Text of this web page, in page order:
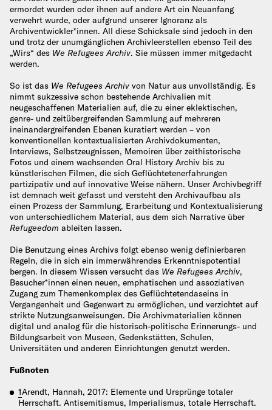
ermordet wurden oder ihnen auf andere Art ein Neuanfang
verwehrt wurde, oder aufgrund unserer Ignoranz als
Archiventwickler*innen. All diese Schicksale sind jedoch in den
und trotz der unumgänglichen Archivleerstellen ebenso Teil des
„Wirs“ des We Refugees Archiv. Sie müssen immer mitgedacht
werden.
So ist das We Refugees Archiv von Natur aus unvollständig. Es
nimmt sukzessive schon bestehende Archivalien mit
neugeschaffenen Materialien auf, die zu einer eklektischen,
genre- und zeitübergreifenden Sammlung auf mehreren
ineinandergreifenden Ebenen kuratiert werden – von
konventionellen kontextualisierten Archivdokumenten,
Interviews, Selbstzeugnissen, Memoiren über zeithistorische
Fotos und einem wachsenden Oral History Archiv bis zu
künstlerischen Filmen, die sich Geflüchtetenerfahrungen
partizipativ und auf innovative Weise nähern. Unser Archivbegriff
ist demnach weit gefasst und versteht den Archivaufbau als
einen Prozess der Sammlung, Erarbeitung und Kontextualisierung
von unterschiedlichem Material, aus dem sich Narrative über
Refugeedom ableiten lassen.
Die Benutzung eines Archivs folgt ebenso wenig definierbaren
Regeln, die in sich ein immerwährendes Erkenntnispotential
bergen. In diesem Wissen versucht das We Refugees Archiv,
Besucher*innen einen neuen, emphatischen und assoziativen
Zugang zum Themenkomplex des Geflüchtetendaseins in
Vergangenheit und Gegenwart zu ermöglichen, und verzichtet auf
strikte Nutzungsanweisungen. Die Archivmaterialien können
digital und analog für die historisch-politische Erinnerungs- und
Bildungsarbeit von Museen, Gedenkstätten, Schulen,
Universitäten und anderen Einrichtungen genutzt werden.
Fußnoten
1Arendt, Hannah, 2017: Elemente und Ursprünge totaler
Herrschaft. Antisemitismus, Imperialismus, totale Herrschaft.